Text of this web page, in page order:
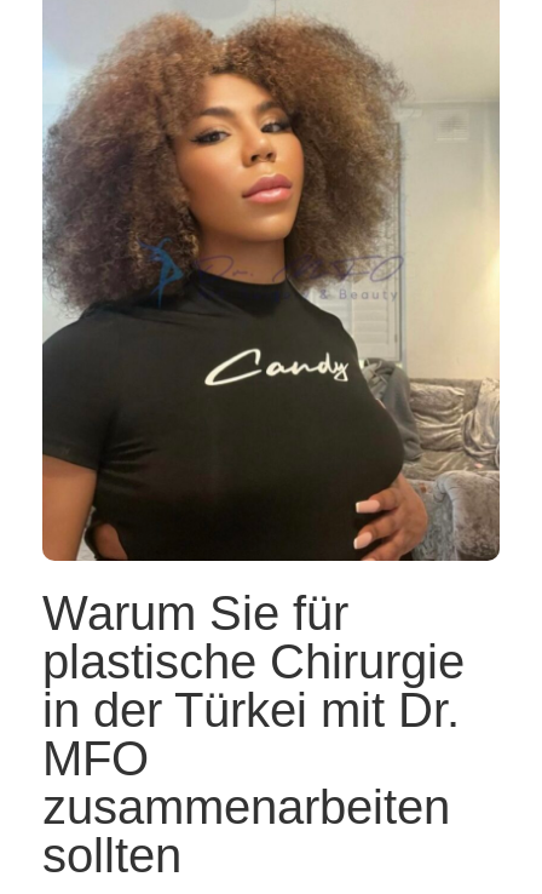
Warum Sie für
plastische Chirurgie
in der Türkei mit Dr.
MFO
zusammenarbeiten
sollten